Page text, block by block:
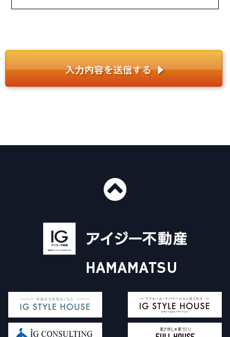
■免許番号
建設業許可 国土交通大臣許可（般-29）第20412号
宅地建物取引業 国土交通大臣（3）第8168号
アイジー不動産について
家探し+家づくり
施工事例 Instagram
コラム
査定依頼フォーム
HAMAMATSU